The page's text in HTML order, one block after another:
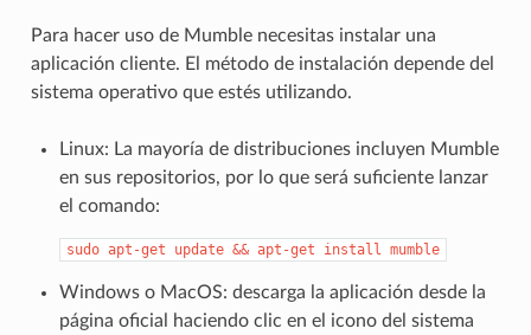
Para hacer uso de Mumble necesitas instalar una
aplicación cliente. El método de instalación depende del
sistema operativo que estés utilizando.
Linux: La mayoría de distribuciones incluyen Mumble
en sus repositorios, por lo que será suficiente lanzar
el comando:
sudo apt-get update && apt-get install mumble
Windows o MacOS: descarga la aplicación desde la
página oficial haciendo clic en el icono del sistema